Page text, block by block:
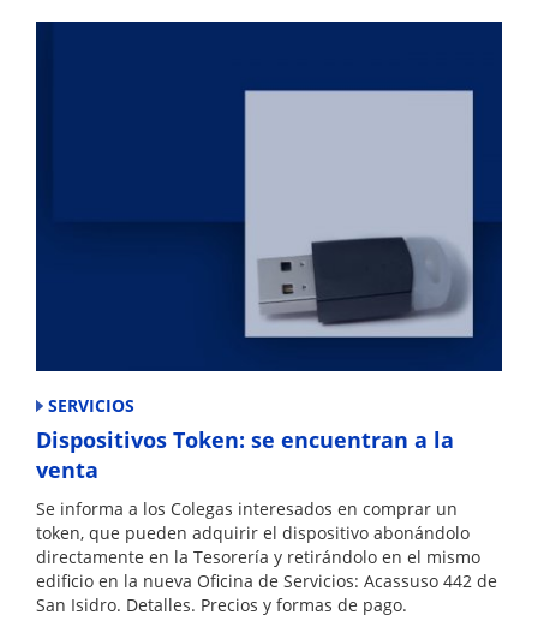
SERVICIOS
Dispositivos Token: se encuentran a la
venta
Se informa a los Colegas interesados en comprar un
token, que pueden adquirir el dispositivo abonándolo
directamente en la Tesorería y retirándolo en el mismo
edificio en la nueva Oficina de Servicios: Acassuso 442 de
San Isidro. Detalles. Precios y formas de pago.